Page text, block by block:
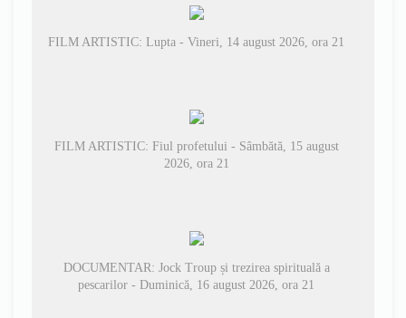
FILM ARTISTIC: Lupta - Vineri, 14 august 2026, ora 21
FILM ARTISTIC: Fiul profetului - Sâmbătă, 15 august
2026, ora 21
DOCUMENTAR: Jock Troup și trezirea spirituală a
pescarilor - Duminică, 16 august 2026, ora 21